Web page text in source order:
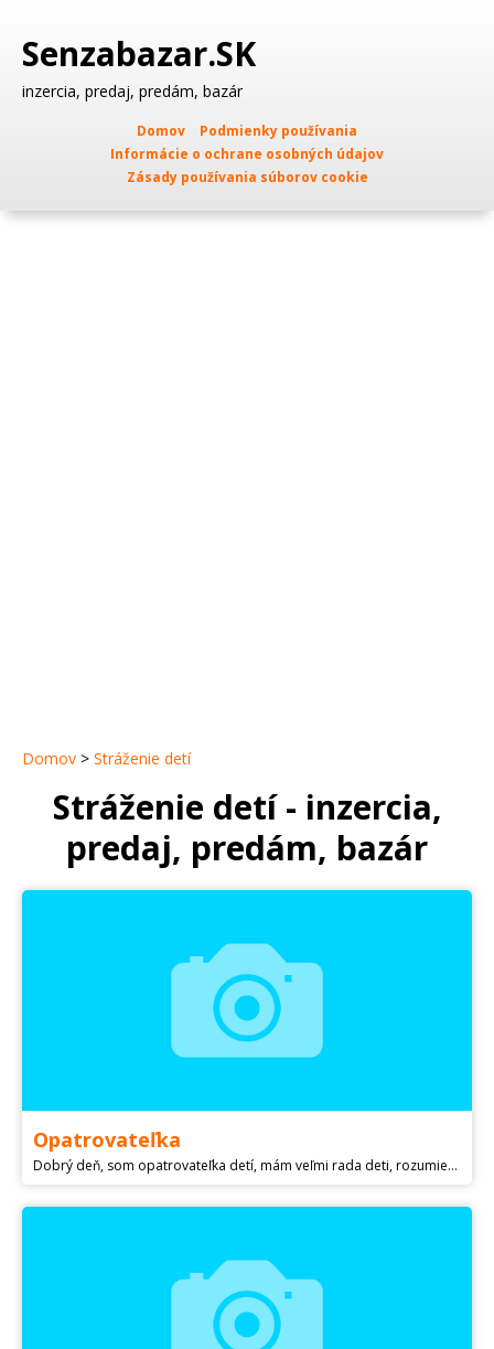
Senzabazar.SK
inzercia, predaj, predám, bazár
Domov
Podmienky používania
Informácie o ochrane osobných údajov
Zásady používania súborov cookie
Domov > Stráženie detí
Stráženie detí - inzercia,
predaj, predám, bazár
Opatrovateľka
Dobrý deň, som opatrovateľka detí, mám veľmi rada deti, rozumiem si s nimi, naučila by som ich nové zručnosti. Mám certifikát opatrovania detí. Ostávam s pozdravom.